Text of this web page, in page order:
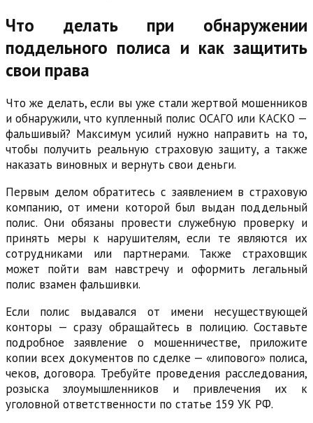
Что делать при обнаружении
поддельного полиса и как защитить
свои права
Что же делать, если вы уже стали жертвой мошенников
и обнаружили, что купленный полис ОСАГО или КАСКО —
фальшивый? Максимум усилий нужно направить на то,
чтобы получить реальную страховую защиту, а также
наказать виновных и вернуть свои деньги.
Первым делом обратитесь с заявлением в страховую
компанию, от имени которой был выдан поддельный
полис. Они обязаны провести служебную проверку и
принять меры к нарушителям, если те являются их
сотрудниками или партнерами. Также страховщик
может пойти вам навстречу и оформить легальный
полис взамен фальшивки.
Если полис выдавался от имени несуществующей
конторы — сразу обращайтесь в полицию. Составьте
подробное заявление о мошенничестве, приложите
копии всех документов по сделке — «липового» полиса,
чеков, договора. Требуйте проведения расследования,
розыска злоумышленников и привлечения их к
уголовной ответственности по статье 159 УК РФ.